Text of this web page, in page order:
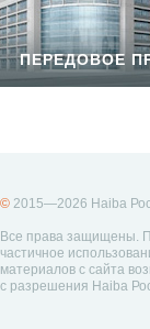
ПЕРЕДОВОЕ
© 2015—2026 Haiba
Все права защищены.
частичное
материалов с сайта
с разрешения Haiba